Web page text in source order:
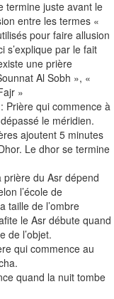
termine juste avant le
entre les termes «
pour faire allusion
s’explique par le fait
une prière
Al Sobh », «
»
Prière qui commence à
le méridien.
ajoutent 5 minutes
Le dhor se termine
prière du Asr dépend
l’école de
taille de l’ombre
le Asr débute quand
de l’objet.
qui commence au
quand la nuit tombe